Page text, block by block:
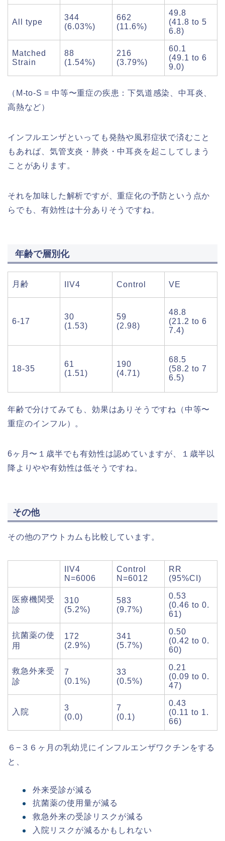
All type
344
(6.03%)
662
(11.6%)
49.8
(41.8 to 5
6.8)
Matched
Strain
88
(1.54%)
216
(3.79%)
60.1
(49.1 to 6
9.0)
（M-to-S = 中等〜重症の疾患：下気道感染、中耳炎、
高熱など）
インフルエンザといっても発熱や風邪症状で済むこと
もあれば、気管支炎・肺炎・中耳炎を起こしてしまう
ことがあります。
それを加味した解析ですが、重症化の予防という点か
らでも、有効性は十分ありそうですね。
年齢で層別化
月齢 IIV4 Control VE
6-17
30
(1.53)
59
(2.98)
48.8
(21.2 to 6
7.4)
18-35
61
(1.51)
190
(4.71)
68.5
(58.2 to 7
6.5)
年齢で分けてみても、効果はありそうですね（中等〜
重症のインフル）。
6ヶ月〜１歳半でも有効性は認めていますが、１歳半以
降よりやや有効性は低そうですね。
その他
その他のアウトカムも比較しています。
IIV4
N=6006
Control
N=6012
RR
(95%CI)
医療機関受
診
310
(5.2%)
583
(9.7%)
0.53
(0.46 to 0.
61)
抗菌薬の使
用
172
(2.9%)
341
(5.7%)
0.50
(0.42 to 0.
60)
救急外来受
診
7
(0.1%)
33
(0.5%)
0.21
(0.09 to 0.
47)
入院
3
(0.0)
7
(0.1)
0.43
(0.11 to 1.
66)
６−３６ヶ月の乳幼児にインフルエンザワクチンをする
と、
外来受診が減る
抗菌薬の使用量が減る
救急外来の受診リスクが減る
入院リスクが減るかもしれない